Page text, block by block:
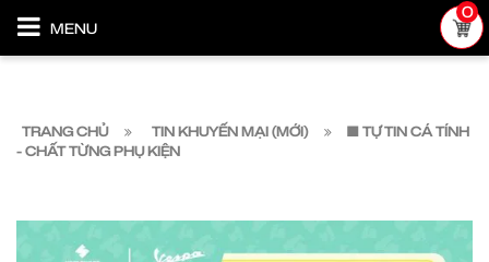
MENU
0
TRANG CHỦ TIN KHUYẾN MẠI (MỚI)
🟩 TỰ TIN CÁ TÍNH
- CHẤT TỪNG PHỤ KIỆN